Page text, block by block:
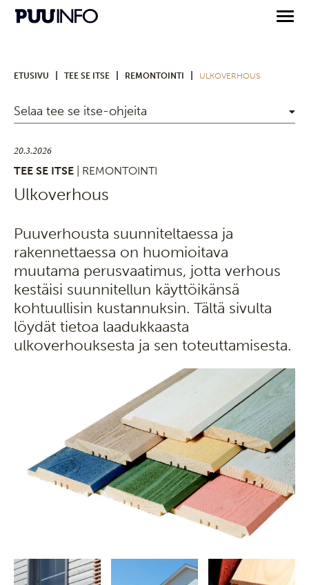
ETUSIVU TEE SE ITSE REMONTOINTI ULKOVERHOUS
Selaa tee se itse-ohjeita
20.3.2026
TEE SE ITSE
| REMONTOINTI
Ulkoverhous
Puuverhousta suunniteltaessa ja
rakennettaessa on huomioitava
muutama perusvaatimus, jotta verhous
kestäisi suunnitellun käyttöikänsä
kohtuullisin kustannuksin. Tältä sivulta
löydät tietoa laadukkaasta
ulkoverhouksesta ja sen toteuttamisesta.